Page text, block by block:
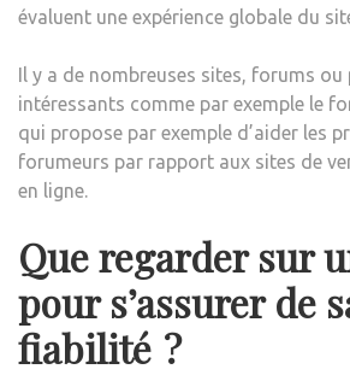
évaluent une expérience globale du
Il y a de nombreuses sites, forums
intéressants comme par exemple le
qui propose par exemple d’aider les
forumeurs par rapport aux sites de
en ligne.
Que regarder sur
pour s’assurer de
fiabilité ?